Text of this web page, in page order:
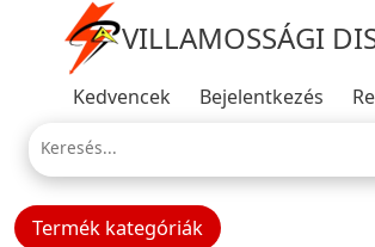
VILLAMOSSÁGI
Kedvencek Bejelentkezés
Termék kategóriák